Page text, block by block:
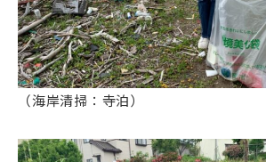
（海岸清掃：寺泊）